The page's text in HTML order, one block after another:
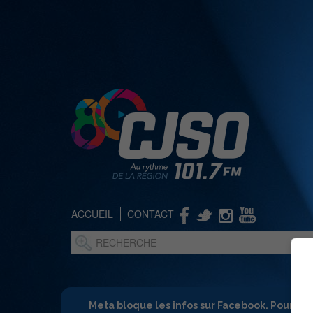
ACCUEIL CONTACT
Meta bloque les infos sur Facebook. Pour